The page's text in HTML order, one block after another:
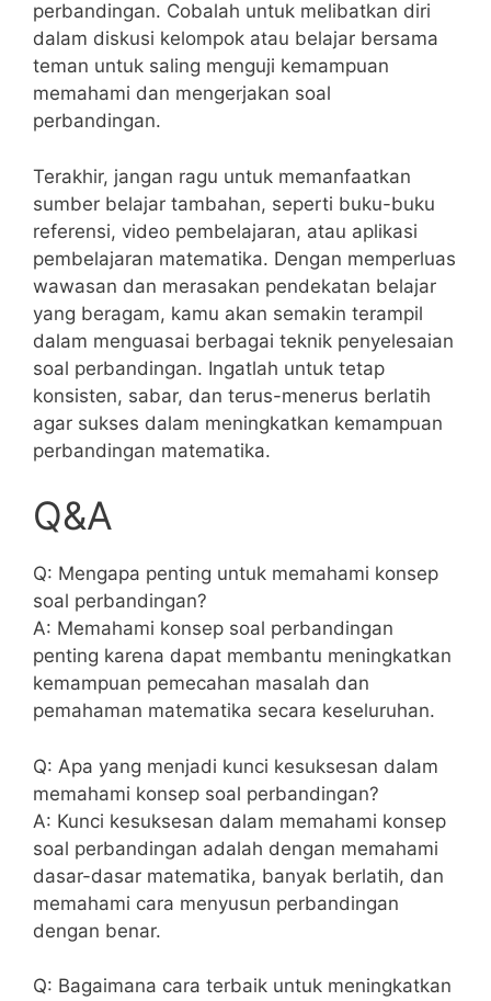
perbandingan. Cobalah untuk melibatkan diri​
dalam diskusi kelompok atau belajar bersama
teman untuk‌ saling menguji kemampuan
memahami ⁢dan mengerjakan soal
perbandingan.
Terakhir, jangan ⁢ragu untuk memanfaatkan
sumber belajar tambahan, seperti ‍buku-buku
referensi, video pembelajaran, atau aplikasi
pembelajaran ​matematika. Dengan memperluas
wawasan dan merasakan pendekatan belajar
yang beragam, kamu akan semakin terampil​
dalam‌ menguasai berbagai teknik penyelesaian
soal perbandingan. Ingatlah untuk tetap
konsisten, sabar, dan terus-menerus⁢ berlatih
agar sukses dalam meningkatkan kemampuan
perbandingan‍ matematika.
Q&A
Q: Mengapa penting untuk memahami konsep
soal⁣ perbandingan?
A: Memahami konsep soal perbandingan
penting karena dapat membantu meningkatkan
kemampuan pemecahan‍ masalah dan
pemahaman matematika secara keseluruhan.
Q: Apa yang menjadi kunci kesuksesan dalam
memahami konsep soal ⁣perbandingan?
A: Kunci kesuksesan​ dalam memahami konsep
soal perbandingan adalah dengan memahami
dasar-dasar matematika,‍ banyak berlatih, dan
memahami cara ⁢menyusun perbandingan
dengan benar.
Q: Bagaimana cara terbaik‌ untuk meningkatkan